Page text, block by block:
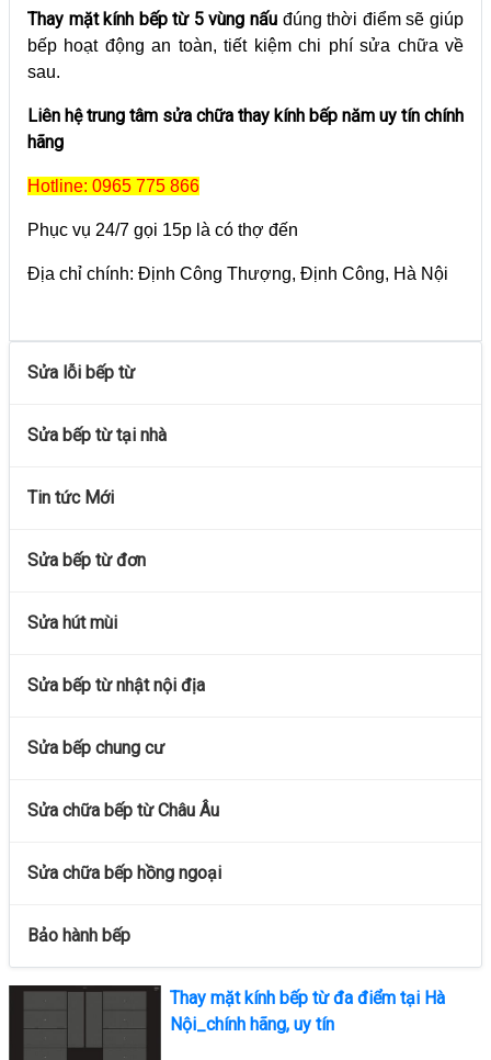
Thay mặt kính bếp từ 5 vùng nấu đúng thời điểm sẽ giúp
bếp hoạt động an toàn, tiết kiệm chi phí sửa chữa về
sau.
Liên hệ trung tâm sửa chữa thay kính bếp năm uy tín chính
hãng
Hotline: 0965 775 866
Phục vụ 24/7 gọi 15p là có thợ đến
Địa chỉ chính: Định Công Thượng, Định Công, Hà Nội
Sửa lỗi bếp từ
Sửa bếp từ tại nhà
Tin tức Mới
Sửa bếp từ đơn
Sửa hút mùi
Sửa bếp từ nhật nội địa
Sửa bếp chung cư
Sửa chữa bếp từ Châu Âu
Sửa chữa bếp hồng ngoại
Bảo hành bếp
Thay mặt kính bếp từ đa điểm tại Hà
Nội_chính hãng, uy tín